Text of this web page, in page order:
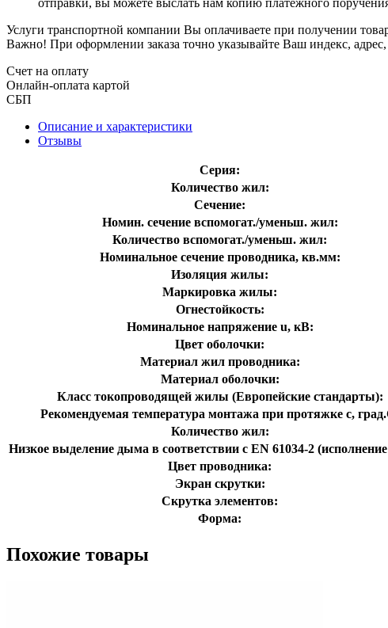
Услуги транспортной компании Вы оплачиваете при получении
Важно! При оформлении заказа точно указывайте Ваш индекс,
Счет на оплату
Онлайн-оплата картой
СБП
Описание и характеристики
Отзывы
Серия:
Количество жил:
Сечение:
Номин. сечение вспомогат./уменьш. жил:
Количество вспомогат./уменьш. жил:
Номинальное сечение проводника, кв.мм:
Изоляция жилы:
Маркировка жилы:
Огнестойкость:
Номинальное напряжение u, кВ:
Цвет оболочки:
Материал жил проводника:
Материал оболочки:
Класс токопроводящей жилы (Европейские стандарты):
Рекомендуемая температура монтажа при протяжке с,
Количество жил:
Низкое выделение дыма в соответствии с EN 61034-2
Цвет проводника:
Экран скрутки:
Скрутка элементов:
Форма:
Похожие товары